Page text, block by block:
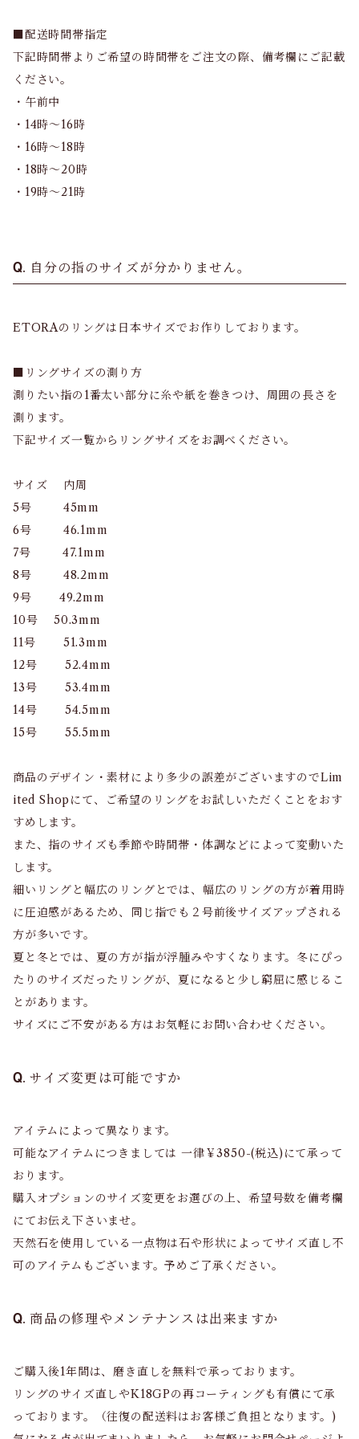
■配送時間帯指定
下記時間帯よりご希望の時間帯をご注文の際、備考欄にご記載
ください。
・午前中
・14時～16時
・16時～18時
・18時～20時
・19時～21時
自分の指のサイズが分かりません。
ETORAのリングは日本サイズでお作りしております。
■リングサイズの測り方
測りたい指の1番太い部分に糸や紙を巻きつけ、周囲の長さを
測ります。
下記サイズ一覧からリングサイズをお調べください。
サイズ 内周
5号 45mm
6号 46.1mm
7号 47.1mm
8号 48.2mm
9号 49.2mm
10号 50.3mm
11号 51.3mm
12号 52.4mm
13号 53.4mm
14号 54.5mm
15号 55.5mm
商品のデザイン・素材により多少の誤差がございますのでLim
ited Shopにて、ご希望のリングをお試しいただくことをおす
すめします。
また、指のサイズも季節や時間帯・体調などによって変動いた
します。
細いリングと幅広のリングとでは、幅広のリングの方が着用時
に圧迫感があるため、同じ指でも２号前後サイズアップされる
方が多いです。
夏と冬とでは、夏の方が指が浮腫みやすくなります。冬にぴっ
たりのサイズだったリングが、夏になると少し窮屈に感じるこ
とがあります。
サイズにご不安がある方はお気軽にお問い合わせください。
サイズ変更は可能ですか
アイテムによって異なります。
可能なアイテムにつきましては 一律￥3850-(税込)にて承って
おります。
購入オプションのサイズ変更をお選びの上、希望号数を備考欄
にてお伝え下さいませ。
天然石を使用している一点物は石や形状によってサイズ直し不
可のアイテムもございます。予めご了承ください。
商品の修理やメンテナンスは出来ますか
ご購入後1年間は、磨き直しを無料で承っております。
リングのサイズ直しやK18GPの再コーティングも有償にて承
っております。（往復の配送料はお客様ご負担となります。)